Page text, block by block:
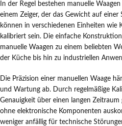
In der Regel bestehen manuelle
einem Zeiger, der das Gewicht auf einer
können in verschiedenen Einheiten wie
kalibriert sein. Die einfache
manuelle Waagen zu einem beliebten
der Küche bis hin zu industriellen
Die Präzision einer manuellen Waage
und Wartung ab. Durch regelmäßige
Genauigkeit über einen langen
ohne elektronische Komponenten
weniger anfällig für technische